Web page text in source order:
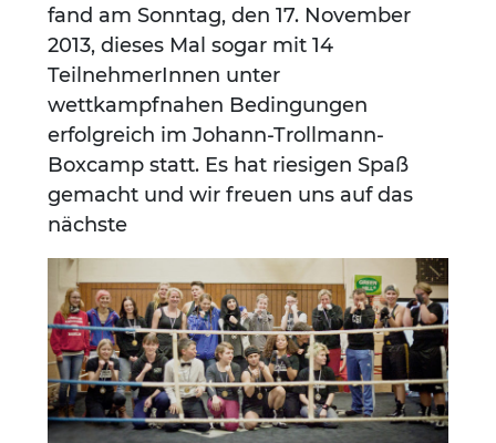
fand am Sonntag, den 17. November
2013, dieses Mal sogar mit 14
TeilnehmerInnen unter
wettkampfnahen Bedingungen
erfolgreich im Johann-Trollmann-
Boxcamp statt. Es hat riesigen Spaß
gemacht und wir freuen uns auf das
nächste